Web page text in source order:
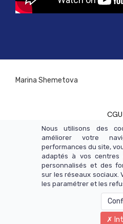
Marina Shemetova
CGU
CGV
MENTIONS
POLITIQUE DE
Nous utilisons des
améliorer votre
performances du site,
adaptés à vos centres
personnalisés et des
sur les réseaux sociaux.
les paramétrer et les